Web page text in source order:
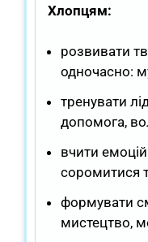
Хлопцям:
розвивати
одночасно:
тренувати
допомога,
вчити
соромитися
формувати
мистецтво,